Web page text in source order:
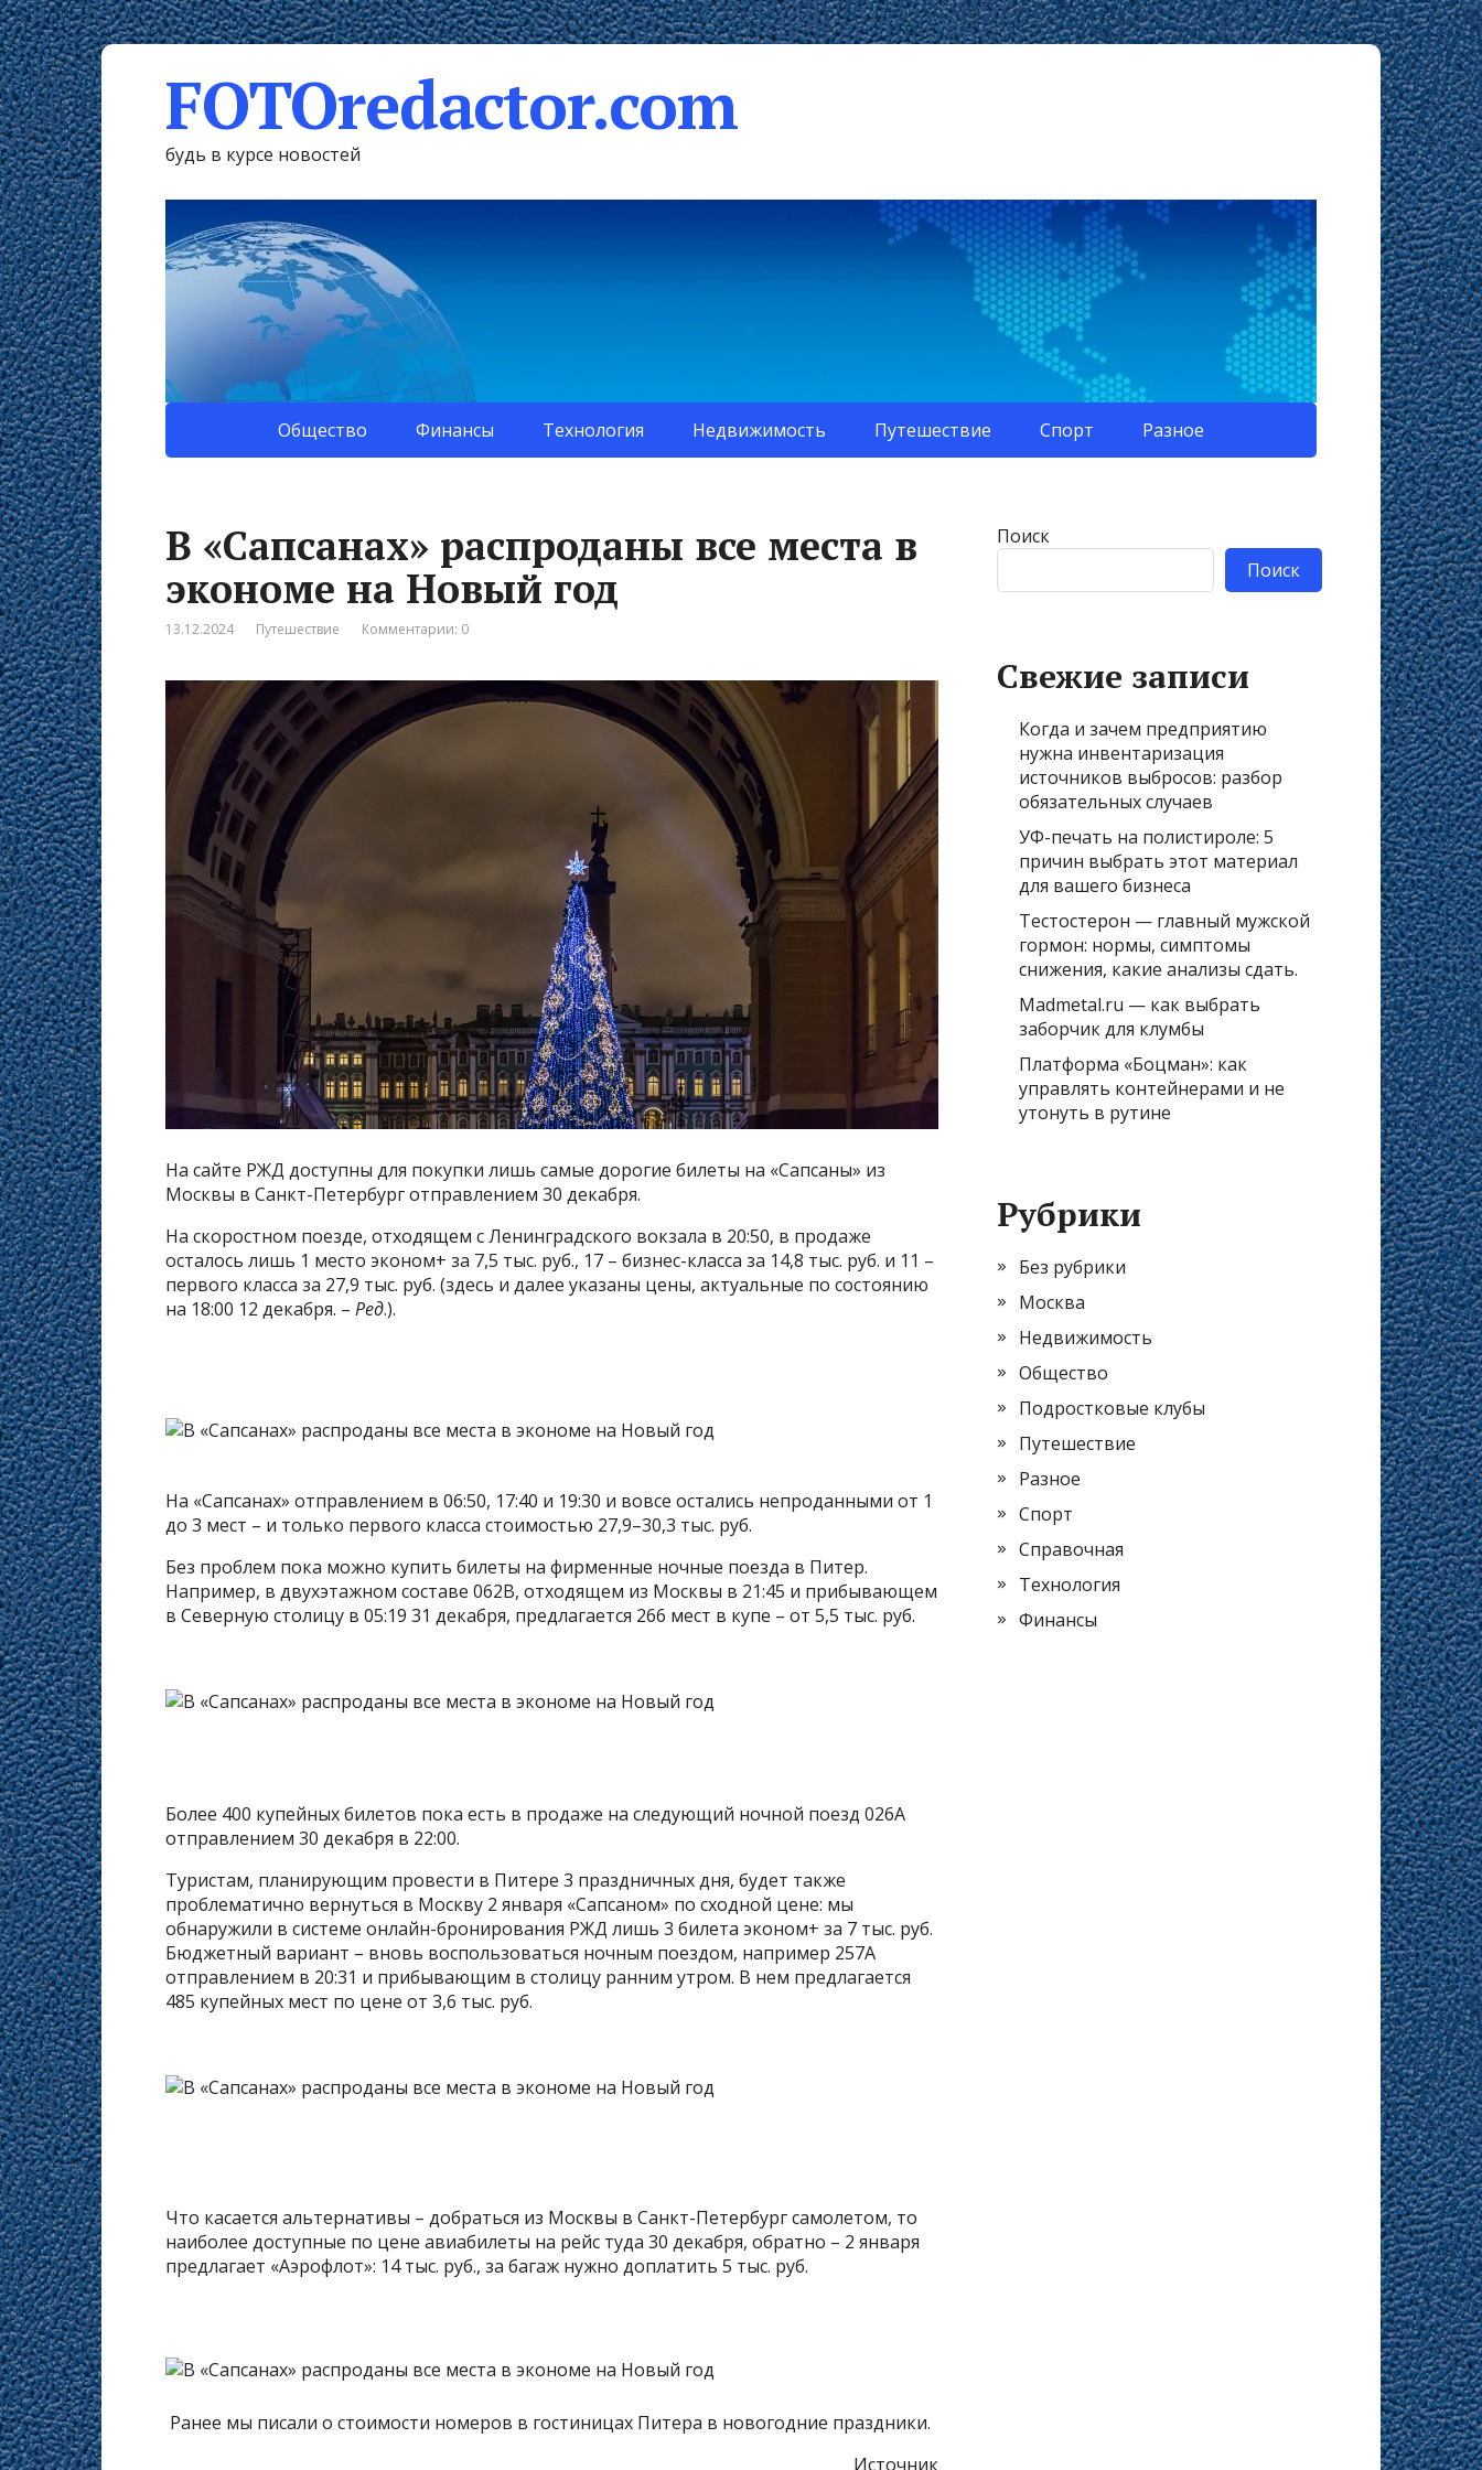
FOTOredactor.com
будь в курсе новостей
Общество Финансы Технология Недвижимость Путешествие Спорт Разное
В «Сапсанах» распроданы все места в
экономе на Новый год
13.12.2024 Путешествие Комментарии: 0
На сайте РЖД доступны для покупки лишь самые дорогие билеты на «Сапсаны» из
Москвы в Санкт-Петербург отправлением 30 декабря.
На скоростном поезде, отходящем с Ленинградского вокзала в 20:50, в продаже
осталось лишь 1 место эконом+ за 7,5 тыс. руб., 17 – бизнес-класса за 14,8 тыс. руб. и 11 –
первого класса за 27,9 тыс. руб. (здесь и далее указаны цены, актуальные по состоянию
на 18:00 12 декабря. – Ред.).
На «Сапсанах» отправлением в 06:50, 17:40 и 19:30 и вовсе остались непроданными от 1
до 3 мест – и только первого класса стоимостью 27,9–30,3 тыс. руб.
Без проблем пока можно купить билеты на фирменные ночные поезда в Питер.
Например, в двухэтажном составе 062В, отходящем из Москвы в 21:45 и прибывающем
в Северную столицу в 05:19 31 декабря, предлагается 266 мест в купе – от 5,5 тыс. руб.
Более 400 купейных билетов пока есть в продаже на следующий ночной поезд 026А
отправлением 30 декабря в 22:00.
Туристам, планирующим провести в Питере 3 праздничных дня, будет также
проблематично вернуться в Москву 2 января «Сапсаном» по сходной цене: мы
обнаружили в системе онлайн-бронирования РЖД лишь 3 билета эконом+ за 7 тыс. руб.
Бюджетный вариант – вновь воспользоваться ночным поездом, например 257А
отправлением в 20:31 и прибывающим в столицу ранним утром. В нем предлагается
485 купейных мест по цене от 3,6 тыс. руб.
Что касается альтернативы – добраться из Москвы в Санкт-Петербург самолетом, то
наиболее доступные по цене авиабилеты на рейс туда 30 декабря, обратно – 2 января
предлагает «Аэрофлот»: 14 тыс. руб., за багаж нужно доплатить 5 тыс. руб.
Ранее мы писали о стоимости номеров в гостиницах Питера в новогодние праздники.
Источник
Поиск
Поиск
Свежие записи
Когда и зачем предприятию
нужна инвентаризация
источников выбросов: разбор
обязательных случаев
УФ-печать на полистироле: 5
причин выбрать этот материал
для вашего бизнеса
Тестостерон — главный мужской
гормон: нормы, симптомы
снижения, какие анализы сдать.
Madmetal.ru — как выбрать
заборчик для клумбы
Платформа «Боцман»: как
управлять контейнерами и не
утонуть в рутине
Рубрики
Без рубрики
Москва
Недвижимость
Общество
Подростковые клубы
Путешествие
Разное
Спорт
Справочная
Технология
Финансы